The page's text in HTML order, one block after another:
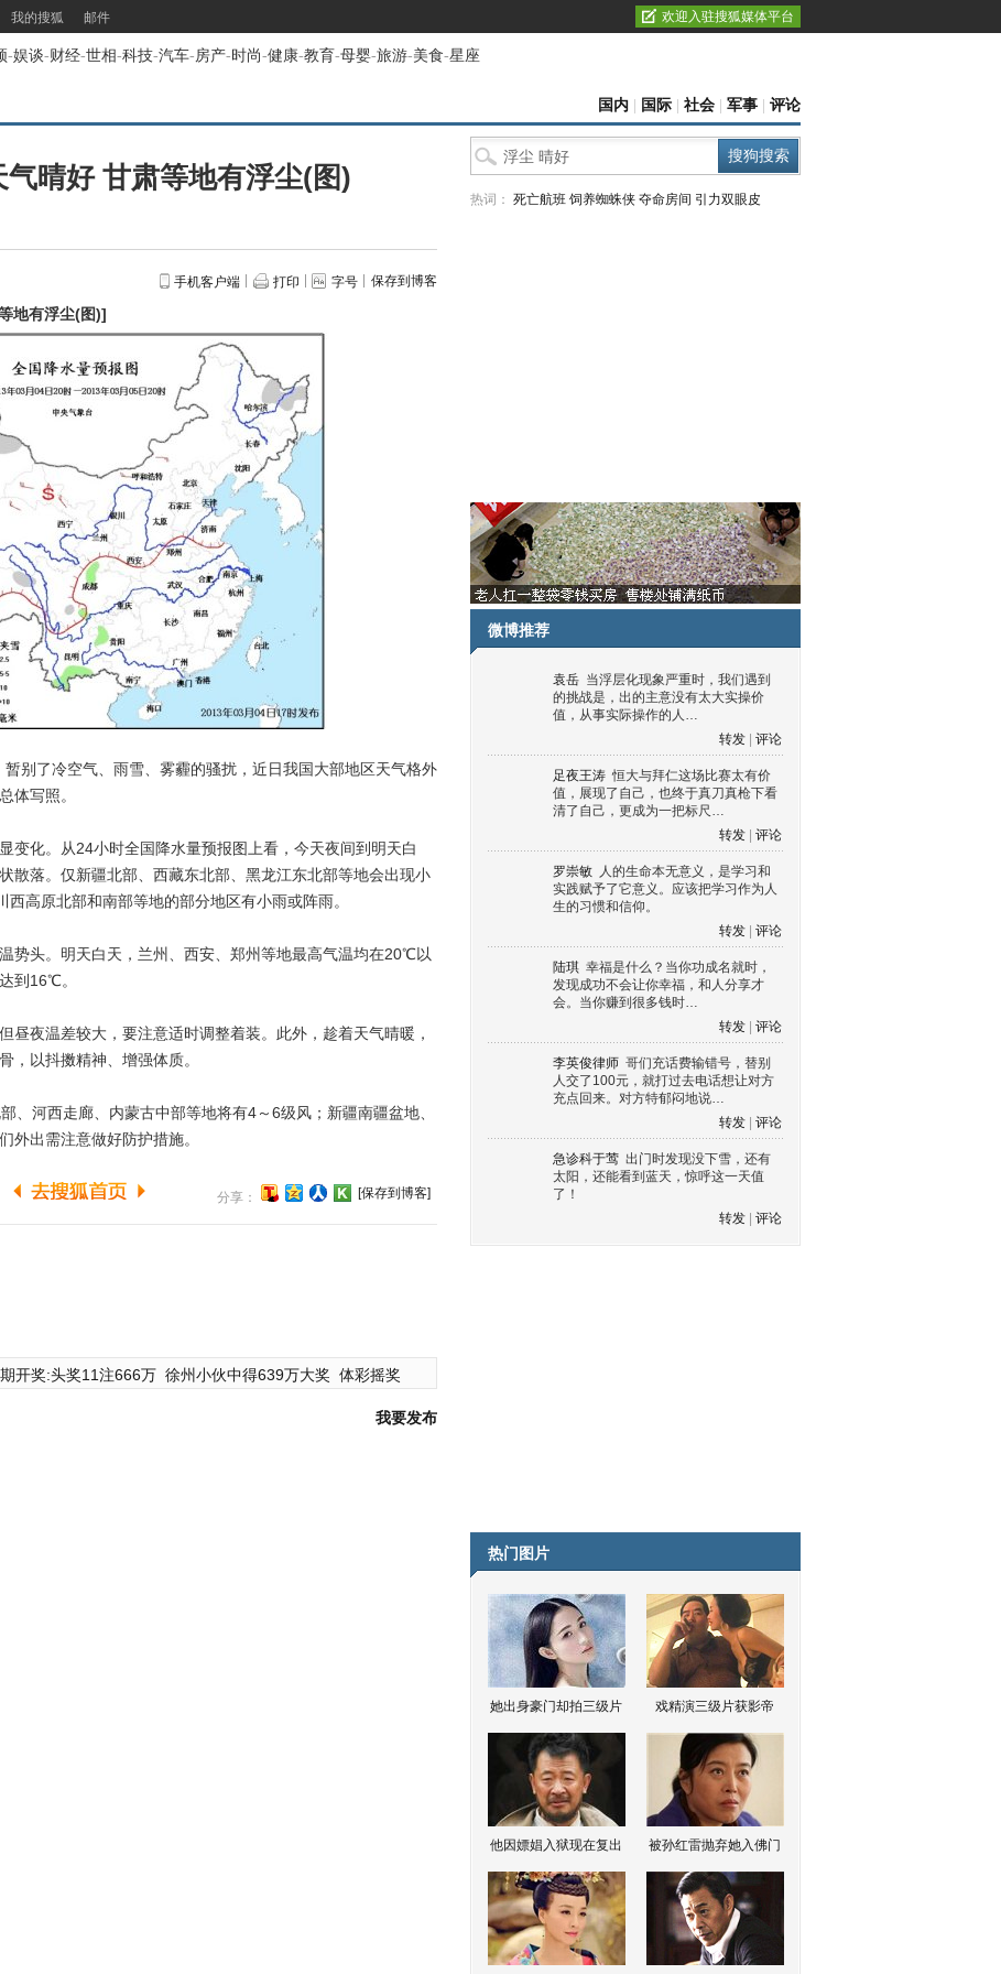
我的搜狐 邮件 欢迎入驻搜狐媒体平台
-娱谈-财经-世相-科技-汽车-房产-时尚-健康-教育-母婴-旅游-美食-星座
国内 国际 社会 军事 评论
晴好 甘肃等地有浮尘(图)
手机客户端 打印 字号 保存到博客
地有浮尘(图)]
了冷空气、雨雪、雾霾的骚扰，近日我国大部地区天气格外
体写照。
化。从24小时全国降水量预报图上看，今天夜间到明天白
散落。仅新疆北部、西藏东北部、黑龙江东北部等地会出现小
高原北部和南部等地的部分地区有小雨或阵雨。
头。明天白天，兰州、西安、郑州等地最高气温均在20℃以
到16℃。
夜温差较大，要注意适时调整着装。此外，趁着天气晴暖，
，以抖擞精神、增强体质。
河西走廊、内蒙古中部等地将有4～6级风；新疆南疆盆地、
外出需注意做好防护措施。
分享： [保存到博客]
开奖:头奖11注666万 徐州小伙中得639万大奖 体彩摇奖
我要发布
热词： 死亡航班 饲养蜘蛛侠 夺命房间 引力双眼皮
微博推荐
袁岳 当浮层化现象严重时，我们遇到
的挑战是，出的主意没有太大实操价
值，从事实际操作的人…
转发
评论
足夜王涛 恒大与拜仁这场比赛太有价
值，展现了自己，也终于真刀真枪下看
清了自己，更成为一把标尺…
转发
评论
罗崇敏 人的生命本无意义，是学习和
实践赋予了它意义。应该把学习作为人
生的习惯和信仰。
转发
评论
陆琪 幸福是什么？当你功成名就时，
发现成功不会让你幸福，和人分享才
会。当你赚到很多钱时…
转发
评论
李英俊律师 哥们充话费输错号，替别
人交了100元，就打过去电话想让对方
充点回来。对方特郁闷地说…
转发
评论
急诊科于莺 出门时发现没下雪，还有
太阳，还能看到蓝天，惊呼这一天值
了！
转发
评论
热门图片
她出身豪门却拍三级片 戏精演三级片获影帝
他因嫖娼入狱现在复出 被孙红雷抛弃她入佛门